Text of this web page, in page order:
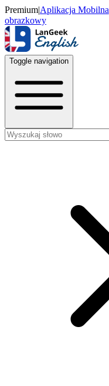
Premium|Aplikacja Mobilna
obrazkowy
Toggle navigation